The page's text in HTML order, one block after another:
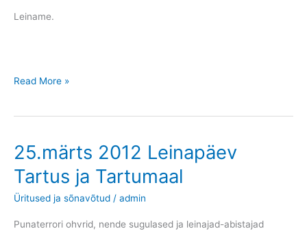
Leiname.
Enn
(Jüri
mälestuskonverentsil
Read More »
25.märts 2012 Leinapäev
Tartus ja Tartumaal
Üritused ja sõnavõtud / admin
Punaterrori ohvrid, nende sugulased ja leinajad-abistajad